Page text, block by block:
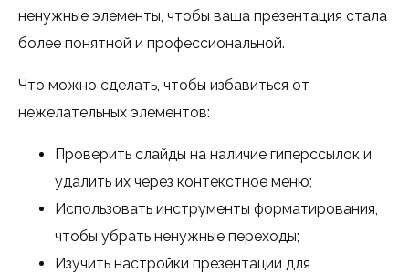
ненужные элементы, чтобы ваша презентация стала
более понятной и профессиональной.
Что можно сделать, чтобы избавиться от
нежелательных элементов:
Проверить слайды на наличие гиперссылок и
удалить их через контекстное меню;
Использовать инструменты форматирования,
чтобы убрать ненужные переходы;
Изучить настройки презентации для